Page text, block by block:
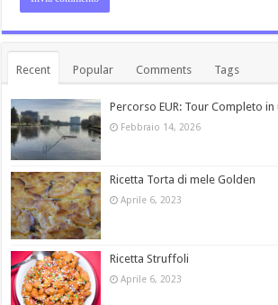
Recent Popular Comments Tags
Percorso EUR: Tour Completo in
Febbraio 14, 2026
Ricetta Torta di mele Golden
Aprile 6, 2023
Ricetta Struffoli
Aprile 6, 2023